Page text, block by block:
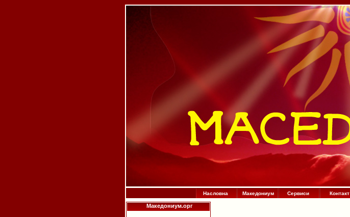
Насловна Македониум Сервиси Контакт
Македониум.орг